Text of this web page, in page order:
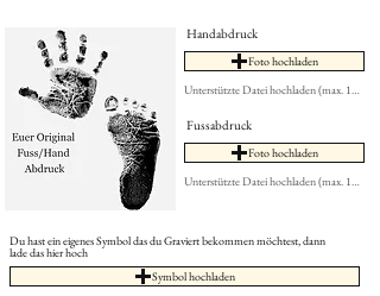
Handabdruck
Foto hochladen
Unterstützte Datei hochladen (max. 15MB)
Fussabdruck
Foto hochladen
Unterstützte Datei hochladen (max. 15MB)
Du hast ein eigenes Symbol das du Graviert bekommen möchtest, dann
lade das hier hoch
Symbol hochladen